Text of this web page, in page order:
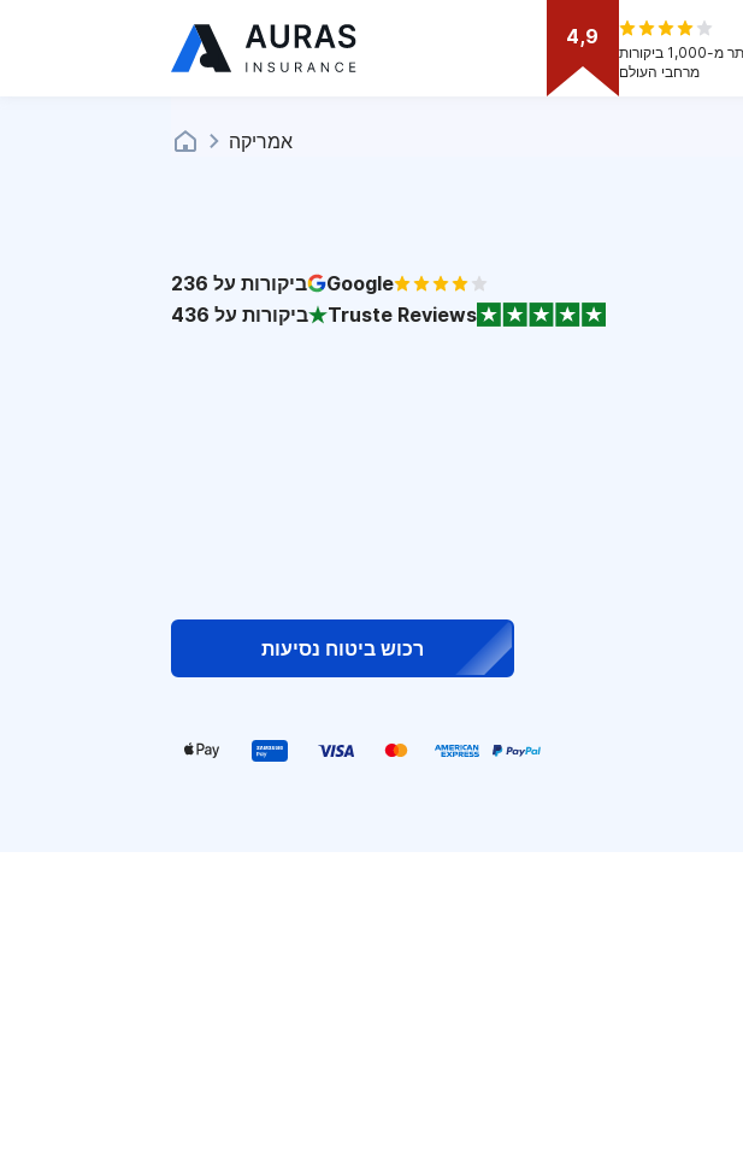
4,9
דירוג המבוסס על יותר מ-1,000 ביקורות
מרחבי העולם
אמריקה
236 ביקורות על
Google
436 ביקורות על Truste Reviews
רכוש ביטוח נסיעות